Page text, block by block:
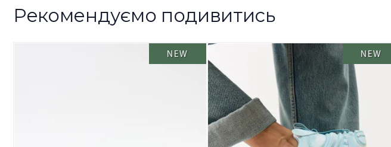
Рекомендуємо подивитись
NEW NEW